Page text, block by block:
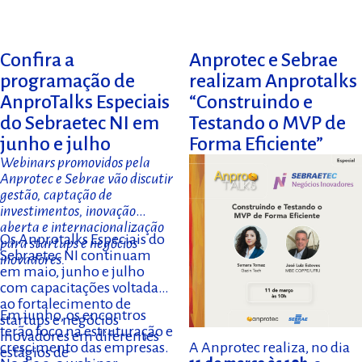
Confira a
programação de
AnproTalks Especiais
do Sebraetec NI em
junho e julho
Webinars promovidos pela
Anprotec e Sebrae vão discutir
gestão, captação de
investimentos, inovação
aberta e internacionalização
para startups e negócios
inovadores.
Os Anprotalks Especiais do
Sebraetec NI continuam
em maio, junho e julho
com capacitações voltadas
ao fortalecimento de
startups e negócios
inovadores em diferentes
estágios de
Em junho, os encontros
terão foco na estruturação e
crescimento das empresas.
Anprotec e Sebrae
realizam Anprotalks
“Construindo e
Testando o MVP de
Forma Eficiente”
A Anprotec realiza, no dia